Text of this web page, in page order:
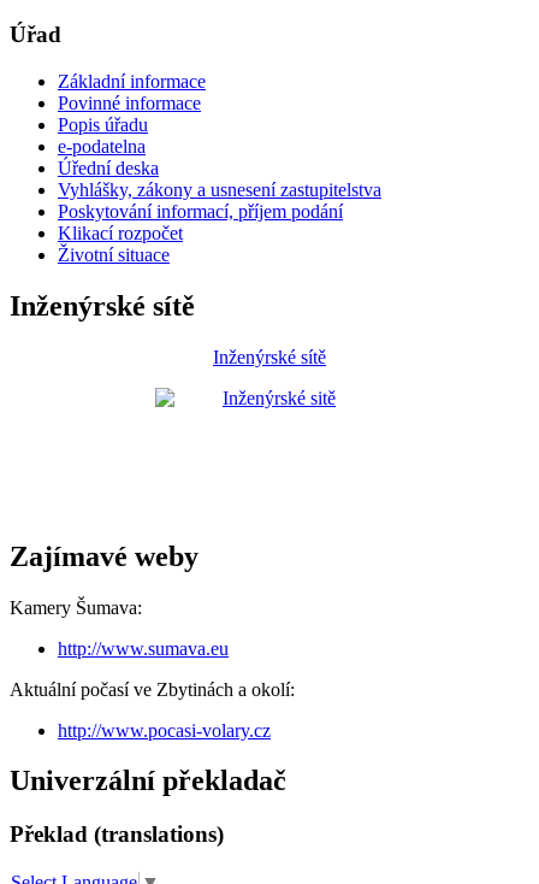
Úřad
Základní informace
Povinné informace
Popis úřadu
e-podatelna
Úřední deska
Vyhlášky, zákony a usnesení zastupitelstva
Poskytování informací, příjem podání
Klikací rozpočet
Životní situace
Inženýrské sítě
Inženýrské sítě
Zajímavé weby
Kamery Šumava:
http://www.sumava.eu
Aktuální počasí ve Zbytinách a okolí:
http://www.pocasi-volary.cz
Univerzální překladač
Překlad (translations)